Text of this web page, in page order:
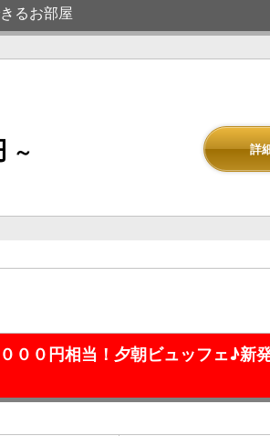
るお部屋
～ 詳
００円相当！夕朝ビュッフェ♪新